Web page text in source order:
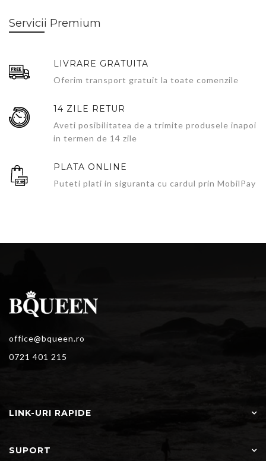
Servicii Premium
LIVRARE GRATUITA
Oferim transport gratuit la toate comenzile
14 ZILE RETUR
Aveti posibilitatea de a trimite produsele inapoi
in termen de 14 zile
PLATA ONLINE
Puteti plati in siguranta cu cardul prin MobilPay
office@bqueen.ro
0721 401 215
LINK-URI RAPIDE
SUPORT